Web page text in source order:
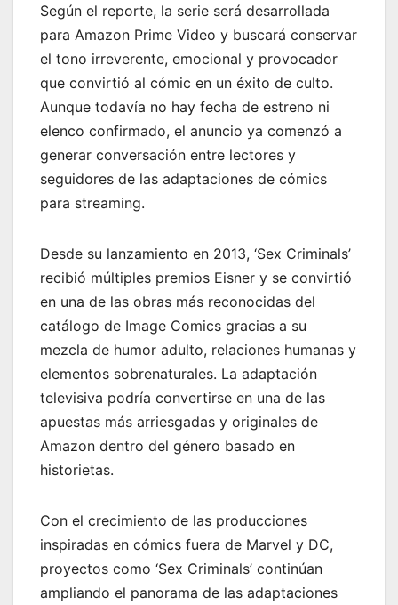
Según el reporte, la serie será desarrollada
para Amazon Prime Video y buscará conservar
el tono irreverente, emocional y provocador
que convirtió al cómic en un éxito de culto.
Aunque todavía no hay fecha de estreno ni
elenco confirmado, el anuncio ya comenzó a
generar conversación entre lectores y
seguidores de las adaptaciones de cómics
para streaming.
Desde su lanzamiento en 2013, ‘Sex Criminals’
recibió múltiples premios Eisner y se convirtió
en una de las obras más reconocidas del
catálogo de Image Comics gracias a su
mezcla de humor adulto, relaciones humanas y
elementos sobrenaturales. La adaptación
televisiva podría convertirse en una de las
apuestas más arriesgadas y originales de
Amazon dentro del género basado en
historietas.
Con el crecimiento de las producciones
inspiradas en cómics fuera de Marvel y DC,
proyectos como ‘Sex Criminals’ continúan
ampliando el panorama de las adaptaciones